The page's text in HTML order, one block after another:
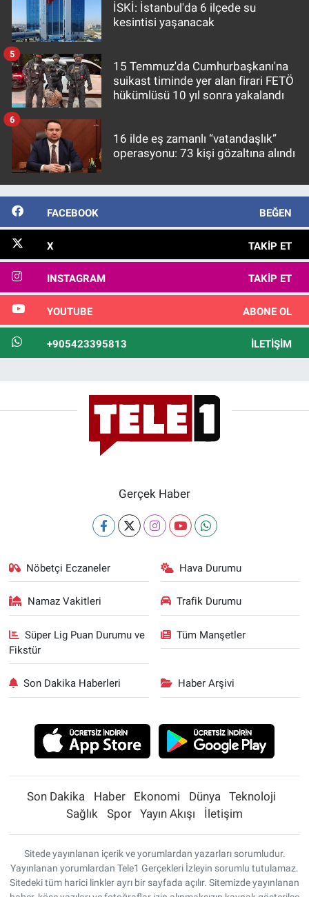
İSKİ: İstanbul'da 6 ilçede su
kesintisi yaşanacak
15 Temmuz'da Cumhurbaşkanı'na
suikast timinde yer alan firari FETÖ
hükümlüsü 10 yıl sonra yakalandı
5
16 ilde eş zamanlı “vatandaşlık”
operasyonu: 73 kişi gözaltına alındı
6
FACEBOOK BEĞEN
X TAKIP ET
INSTAGRAM TAKIP ET
YOUTUBE ABONE OL
+905423395813 İLETIŞIM
Gerçek Haber
Nöbetçi Eczaneler Hava Durumu
Namaz Vakitleri Trafik Durumu
Süper Lig Puan Durumu ve
Fikstür
Tüm Manşetler
Son Dakika Haberleri Haber Arşivi
Son Dakika Haber Ekonomi Dünya
Teknoloji
Sağlık
Spor Yayın Akışı İletişim
Sitede yayınlanan içerik ve yorumlardan yazarları sorumludur.
Yayınlanan yorumlardan Tele1 Gerçekleri İzleyin sorumlu tutulamaz.
Sitedeki tüm harici linkler ayrı bir sayfada açılır. Sitemizde yayınlanan